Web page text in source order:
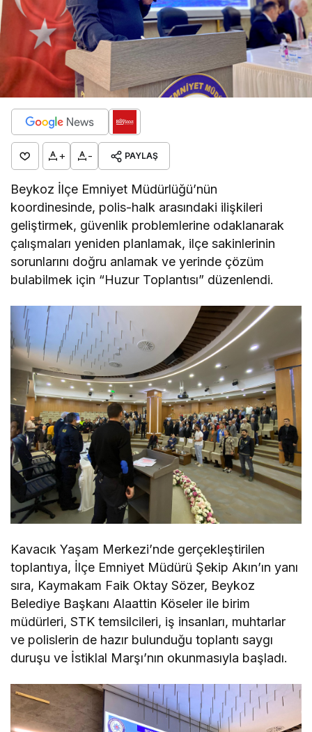
+ - PAYLAŞ
Beykoz İlçe Emniyet Müdürlüğü’nün
koordinesinde, polis-halk arasındaki ilişkileri
geliştirmek, güvenlik problemlerine odaklanarak
çalışmaları yeniden planlamak, ilçe sakinlerinin
sorunlarını doğru anlamak ve yerinde çözüm
bulabilmek için “Huzur Toplantısı” düzenlendi.
Kavacık Yaşam Merkezi’nde gerçekleştirilen
toplantıya, İlçe Emniyet Müdürü Şekip Akın’ın yanı
sıra, Kaymakam Faik Oktay Sözer, Beykoz
Belediye Başkanı Alaattin Köseler ile birim
müdürleri, STK temsilcileri, iş insanları, muhtarlar
ve polislerin de hazır bulunduğu toplantı saygı
duruşu ve İstiklal Marşı’nın okunmasıyla başladı.